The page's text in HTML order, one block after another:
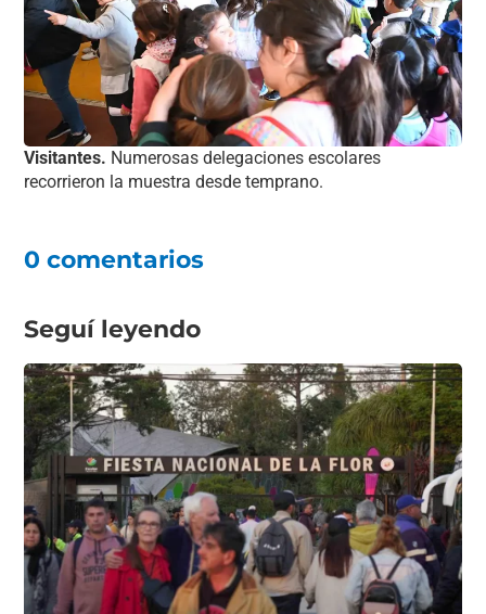
Visitantes. Numerosas delegaciones escolares
recorrieron la muestra desde temprano.
0 comentarios
Seguí leyendo